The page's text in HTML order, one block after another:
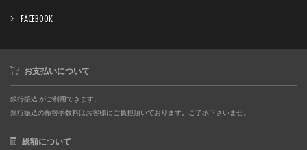
FACEBOOK
お支払いについて
銀行振込 がご利用できます。
銀行振込の振替手数料はお客様にご負担頂いております。ご了承下さいませ。
総額について